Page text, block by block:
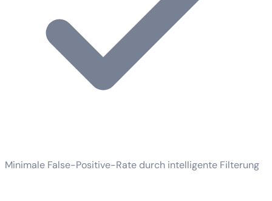
Minimale False-Positive-Rate durch intelligente Filterung